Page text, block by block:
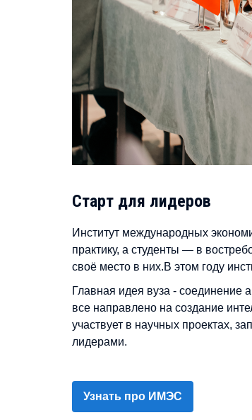
Старт для лидеров
Институт международных
практику, а студенты — в
своё место в них.В этом году
Главная идея вуза - соединение
все направлено на создание
участвует в научных проектах,
лидерами.
Узнать про ИМЭС